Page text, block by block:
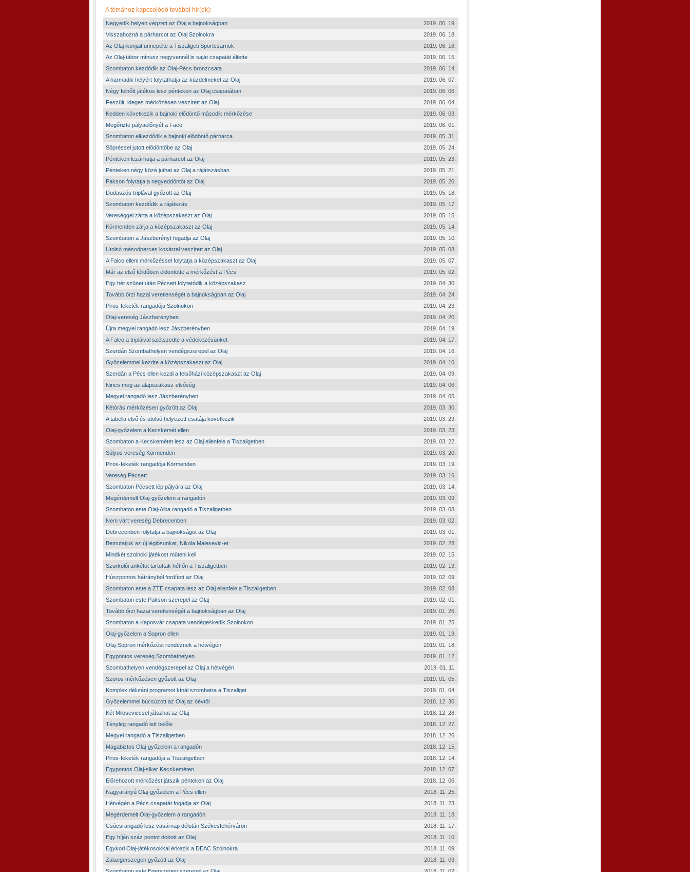
A témához kapcsolódó további hír(ek):
Negyedik helyen végzett az Olaj a bajnokságban
2019. 06. 19.
Visszahozná a párharcot az Olaj Szolnokra
2019. 06. 18.
Az Olaj ikonjait ünnepelte a Tiszaligeti Sportcsarnok
2019. 06. 16.
Az Olaj-tábor mínusz negyvennél is saját csapatát éltette
2019. 06. 15.
Szombaton kezdődik az Olaj-Pécs bronzcsata
2019. 06. 14.
A harmadik helyért folytathatja az küzdelmeket az Olaj
2019. 06. 07.
Négy felnőtt játékos lesz pénteken az Olaj csapatában
2019. 06. 06.
Feszült, ideges mérkőzésen veszített az Olaj
2019. 06. 04.
Kedden következik a bajnoki elődöntő második mérkőzése
2019. 06. 03.
Megőrizte pályaelőnyét a Faco
2019. 06. 01.
Szombaton elkezdődik a bajnoki elődöntő párharca
2019. 05. 31.
Söpréssel jutott elődöntőbe az Olaj
2019. 05. 24.
Pénteken lezárhatja a párharcot az Olaj
2019. 05. 23.
Pénteken négy közé juthat az Olaj a rájátszásban
2019. 05. 21.
Pakson folytatja a negyeddöntőt az Olaj
2019. 05. 20.
Dudaszós triplával győzött az Olaj
2019. 05. 18.
Szombaton kezdődik a rájátszás
2019. 05. 17.
Vereséggel zárta a középszakaszt az Olaj
2019. 05. 15.
Körmenden zárja a középszakaszt az Olaj
2019. 05. 14.
Szombaton a Jászberényt fogadja az Olaj
2019. 05. 10.
Utolsó másodperces kosárral veszített az Olaj
2019. 05. 08.
A Falco elleni mérkőzéssel folytatja a középszakaszt az Olaj
2019. 05. 07.
Már az első félidőben eldöntötte a mérkőzést a Pécs
2019. 05. 02.
Egy hét szünet után Pécsett folytatódik a középszakasz
2019. 04. 30.
Tovább őrzi hazai veretlenségét a bajnokságban az Olaj
2019. 04. 24.
Piros-feketék rangadója Szolnokon
2019. 04. 23.
Olaj-vereség Jászberényben
2019. 04. 20.
Újra megyei rangadó lesz Jászberényben
2019. 04. 19.
A Falco a tripláival szétszedte a védekezésünket
2019. 04. 17.
Szerdán Szombathelyen vendégszerepel az Olaj
2019. 04. 16.
Győzelemmel kezdte a középszakaszt az Olaj
2019. 04. 10.
Szerdán a Pécs ellen kezdi a felsőházi középszakaszt az Olaj
2019. 04. 09.
Nincs meg az alapszakasz-elsőség
2019. 04. 06.
Megyei rangadó lesz Jászberényben
2019. 04. 05.
Kétórás mérkőzésen győzött az Olaj
2019. 03. 30.
A tabella első és utolsó helyezett csatája következik
2019. 03. 29.
Olaj-győzelem a Kecskemét ellen
2019. 03. 23.
Szombaton a Kecskemétet lesz az Olaj ellenfele a Tiszaligetben
2019. 03. 22.
Súlyos vereség Körmenden
2019. 03. 20.
Piros-feketék rangadója Körmenden
2019. 03. 19.
Vereség Pécsett
2019. 03. 16.
Szombaton Pécsett lép pályára az Olaj
2019. 03. 14.
Megérdemelt Olaj-győzelem a rangadón
2019. 03. 09.
Szombaton este Olaj-Alba rangadó a Tiszaligetben
2019. 03. 08.
Nem várt vereség Debrecenben
2019. 03. 02.
Debrecenben folytatja a bajnokságot az Olaj
2019. 03. 01.
Bemutatjuk az új légiósunkat, Nikola Malesevic-et
2019. 02. 28.
Mindkét szolnoki játékost műteni kell
2019. 02. 15.
Szurkolói ankétot tartottak hétfőn a Tiszaligetben
2019. 02. 13.
Húszpontos hátrányból fordított az Olaj
2019. 02. 09.
Szombaton este a ZTE csapata lesz az Olaj ellenfele a Tiszaligetben
2019. 02. 08.
Szombaton este Pakson szerepel az Olaj
2019. 02. 01.
Tovább őrzi hazai veretlenségét a bajnokságban az Olaj
2019. 01. 26.
Szombaton a Kaposvár csapata vendégeskedik Szolnokon
2019. 01. 25.
Olaj-győzelem a Sopron ellen
2019. 01. 19.
Olaj-Sopron mérkőzést rendeznek a hétvégén
2019. 01. 18.
Egypontos vereség Szombathelyen
2019. 01. 12.
Szombathelyen vendégszerepel az Olaj a hétvégén
2019. 01. 11.
Szoros mérkőzésen győzött az Olaj
2019. 01. 05.
Komplex délutáni programot kínál szombatra a Tiszaliget
2019. 01. 04.
Győzelemmel búcsúzott az Olaj az óévtől
2018. 12. 30.
Két Miloseviccsel játszhat az Olaj
2018. 12. 28.
Tényleg rangadó lett belőle
2018. 12. 27.
Megyei rangadó a Tiszaligetben
2018. 12. 26.
Magabiztos Olaj-győzelem a rangadón
2018. 12. 15.
Piros-feketék rangadója a Tiszaligetben
2018. 12. 14.
Egypontos Olaj-siker Kecskeméten
2018. 12. 07.
Előrehozott mérkőzést játszik pénteken az Olaj
2018. 12. 06.
Nagyarányú Olaj-győzelem a Pécs ellen
2018. 11. 25.
Hétvégén a Pécs csapatát fogadja az Olaj
2018. 11. 23.
Megérdemelt Olaj-győzelem a rangadón
2018. 11. 18.
Csúcsrangadó lesz vasárnap délután Székesfehérváron
2018. 11. 17.
Egy híján száz pontot dobott az Olaj
2018. 11. 10.
Egykori Olaj-játékosokkal érkezik a DEAC Szolnokra
2018. 11. 09.
Zalaegerszegen győzött az Olaj
2018. 11. 03.